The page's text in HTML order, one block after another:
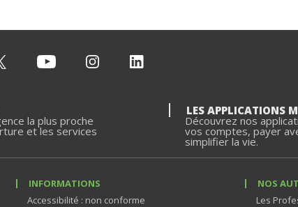
la plus proche
et les services
LES APPLICATIONS
Découvrez nos
vos comptes, payer
simplifier la vie.
INFORMATIONS
Accessibilité : non conforme
NOS
Les